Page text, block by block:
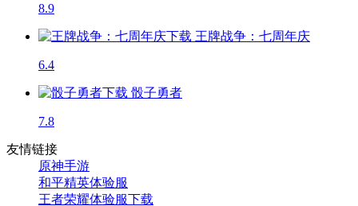
8.9
王牌战争：七周年庆
6.4
骰子勇者
7.8
友情链接
原神手游
和平精英体验服
王者荣耀体验服下载